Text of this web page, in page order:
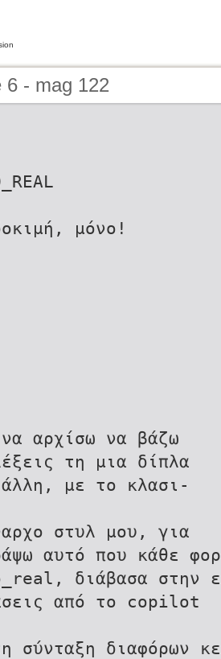
6 - mag 122
μόνο!
αρχίσω να βάζω
τη μια δίπλα
με το κλασι-
στυλ μου, για
αυτό που κάθε
διάβασα στην
από το copilot
σύνταξη διαφόρων